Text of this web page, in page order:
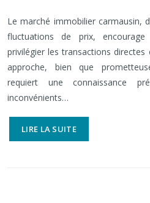
Le marché immobilier carmausin,
fluctuations de prix,
privilégier les transactions directes
approche, bien que
requiert une connaissance
inconvénients…
LIRE LA SUITE